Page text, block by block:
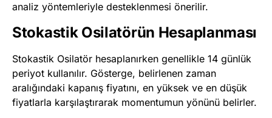
analiz yöntemleriyle desteklenmesi önerilir.
Stokastik Osilatörün Hesaplanması
Stokastik Osilatör hesaplanırken genellikle 14 günlük
periyot kullanılır. Gösterge, belirlenen zaman
aralığındaki kapanış fiyatını, en yüksek ve en düşük
fiyatlarla karşılaştırarak momentumun yönünü belirler.